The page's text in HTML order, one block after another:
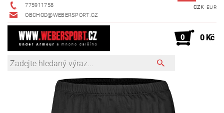
775911758
OBCHOD@WEBERSPORT.CZ
CZK EUR
0 0 Kč